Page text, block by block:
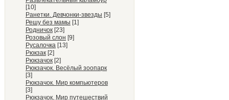
[10]
Ранетки. Девчонки-звезды [5]
Решу без мамы [1]
Родничок [23]
Розовый слон [9]
Русалочка [13]
Рюкзак [2]
Рюкзачок [2]
Рюкзачок. Весёлый зоопарк
[3]
Рюкзачок. Мир компьютеров
[3]
Рюкзачок. Мир путешествий